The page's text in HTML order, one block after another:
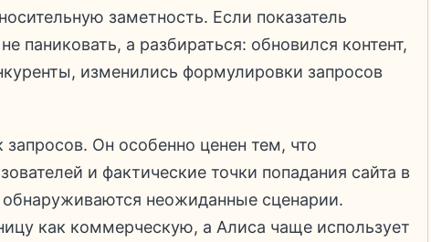
заметность. Если показатель
паниковать, а разбираться: обновился контент,
изменились формулировки запросов
Он особенно ценен тем, что
и фактические точки попадания сайта в
неожиданные сценарии.
как коммерческую, а Алиса чаще использует